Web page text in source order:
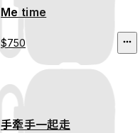
Me time
$750
手牽手一起走